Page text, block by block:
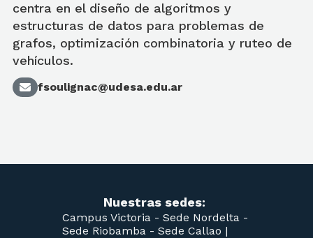
centra en el diseño de algoritmos y
estructuras de datos para problemas de
grafos, optimización combinatoria y ruteo de
vehículos.
fsoulignac@udesa.edu.ar
Nuestras sedes:
Campus Victoria - Sede Nordelta -
Sede Riobamba - Sede Callao |